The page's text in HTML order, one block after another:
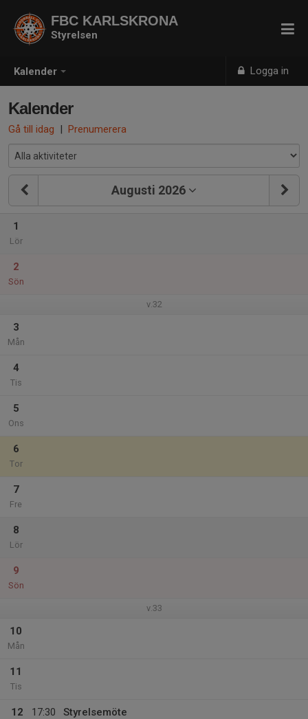
Kalender Logga in
FBC KARLSKRONA
Styrelsen
Kalender
Gå till idag | Prenumerera
Augusti 2026
1
Lör
2
Sön
v.32
3
Mån
4
Tis
5
Ons
6
Tor
7
Fre
8
Lör
9
Sön
v.33
10
Mån
11
Tis
12
17:30
Styrelsemöte